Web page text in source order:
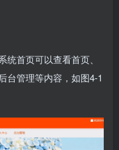
首页可以查看首页、
台管理等内容，如图4-1